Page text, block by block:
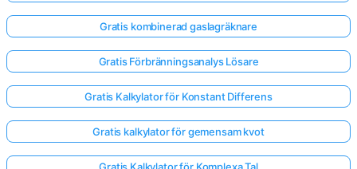
Gratis kombinerad gaslagräknare
Gratis Förbränningsanalys Lösare
Gratis Kalkylator för Konstant Differens
Gratis kalkylator för gemensam kvot
Gratis Kalkylator för Komplexa Tal